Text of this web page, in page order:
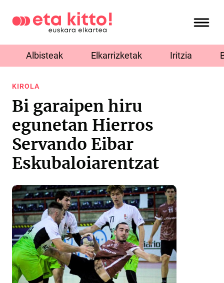
Albisteak Elkarrizketak Iritzia
KIROLA
Bi garaipen hiru
egunetan Hierros
Servando Eibar
Eskubaloiarentzat